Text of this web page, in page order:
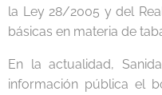
la Ley 28/2005 y del
básicas en materia de
En la actualidad,
información pública el